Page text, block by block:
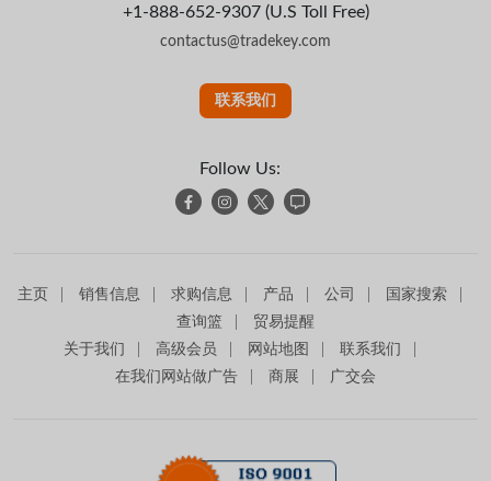
+1-888-652-9307 (U.S Toll Free)
contactus@tradekey.com
联系我们
Follow Us:
主页 销售信息 求购信息 产品 公司
国家搜索
查询篮
贸易提醒
关于我们
高级会员 网站地图
联系我们
在我们网站做广告
商展 广交会